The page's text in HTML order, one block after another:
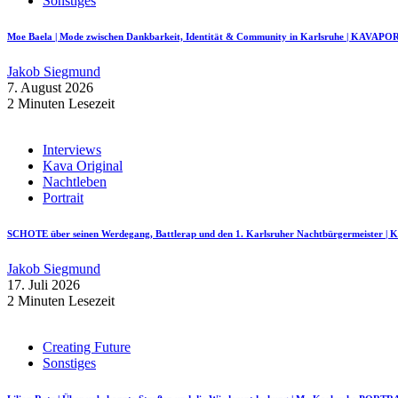
Moe Baela | Mode zwischen Dankbarkeit, Identität & Community in Karlsruhe |
Jakob Siegmund
7. August 2026
2 Minuten Lesezeit
Interviews
Kava Original
Nachtleben
Portrait
SCHOTE über seinen Werdegang, Battlerap und den 1. Karlsruher Nachtbürgermeister |
Jakob Siegmund
17. Juli 2026
2 Minuten Lesezeit
Creating Future
Sonstiges